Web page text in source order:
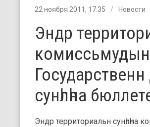
22 ноября 2011, 17:35 Новости
Эндр
сунһлһна
Эндр территориальн